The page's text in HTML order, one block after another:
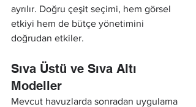
ayrılır. Doğru çeşit seçimi, hem görsel
etkiyi hem de bütçe yönetimini
doğrudan etkiler.
Sıva Üstü ve Sıva Altı
Modeller
Mevcut havuzlarda sonradan uygulama